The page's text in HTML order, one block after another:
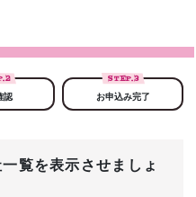
2
認
STEP.3
お申込み完了
覧を表示させましょ